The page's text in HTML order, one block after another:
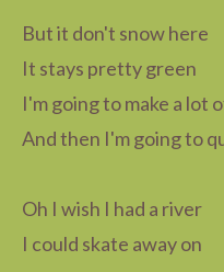
But it don't snow here
It stays pretty green
I'm going to make a lot
And then I'm going to
Oh I wish I had a river
I could skate away on